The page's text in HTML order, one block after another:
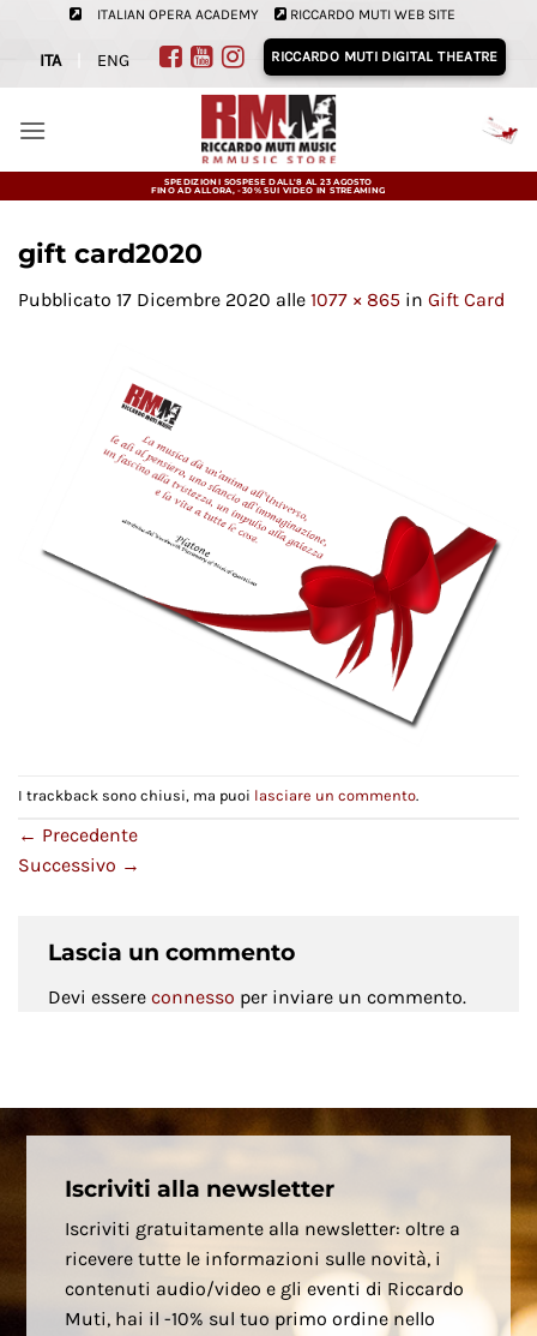
contenuti
ITALIAN OPERA ACADEMY RICCARDO MUTI WEB SITE
ITA ENG RICCARDO MUTI DIGITAL THEATRE
SPEDIZIONI SOSPESE DALL'8 AL 23 AGOSTO
FINO AD ALLORA, -30% SUI VIDEO IN STREAMING
gift card2020
Pubblicato 17 Dicembre 2020 alle 1077 × 865 in Gift Card
I trackback sono chiusi, ma puoi lasciare un commento.
← Precedente
Successivo →
Lascia un commento
Devi essere connesso per inviare un commento.
Iscriviti alla newsletter
Iscriviti gratuitamente alla newsletter: oltre a
ricevere tutte le informazioni sulle novità, i
contenuti audio/video e gli eventi di Riccardo
Muti, hai il -10% sul tuo primo ordine nello